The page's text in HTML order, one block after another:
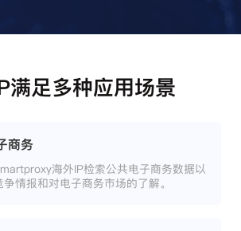
满足多种应用场景
商务
海外IP检索公共电子商务数据以
争情报和对电子商务市场的了解。